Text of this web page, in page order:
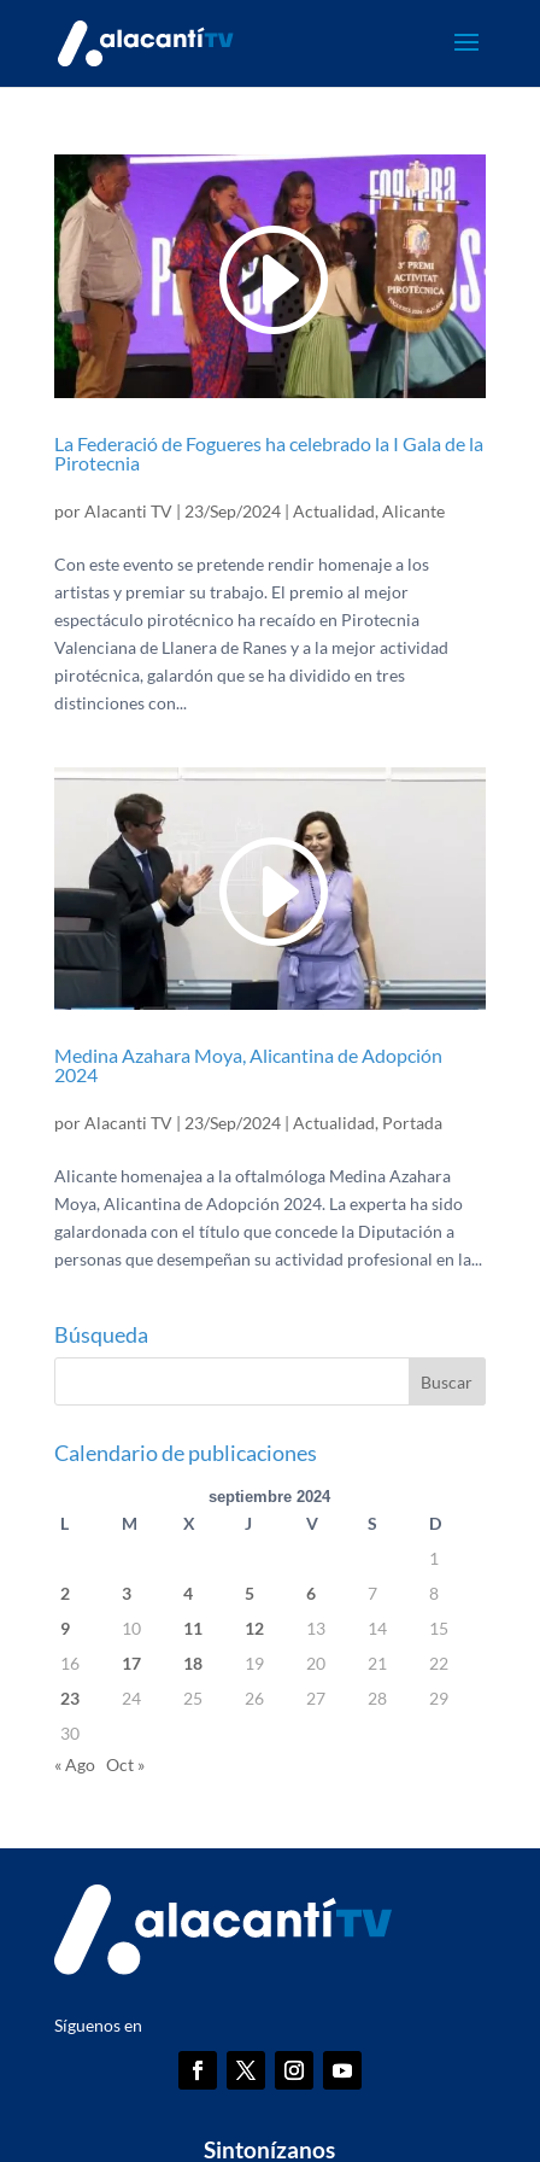
La Federació de Fogueres ha celebrado la I Gala de la
Pirotecnia
porAlacanti TV| 23/Sep/2024| Actualidad, Alicante
Con este evento se pretende rendir homenaje a los
artistas y premiar su trabajo. El premio al mejor
espectáculo pirotécnico ha recaído en Pirotecnia
Valenciana de Llanera de Ranes y a la mejor actividad
pirotécnica, galardón que se ha dividido en tres
distinciones con...
Medina Azahara Moya, Alicantina de Adopción
2024
porAlacanti TV| 23/Sep/2024| Actualidad, Portada
Alicante homenajea a la oftalmóloga Medina Azahara
Moya, Alicantina de Adopción 2024. La experta ha sido
galardonada con el título que concede la Diputación a
personas que desempeñan su actividad profesional en la...
Búsqueda
Calendario de publicaciones
septiembre 2024
L M X J V S
D
1
2
3 4 5 6 7
8
9
10 11 12 13 14
15
16
17 18 19 20 21
22
23
24 25 26 27 28
29
30
« Ago Oct »
Síguenos en
Sintonízanos